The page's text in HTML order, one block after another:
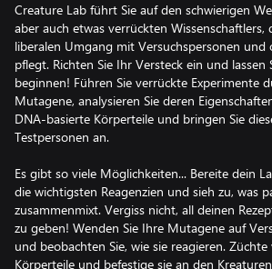
Creature Lab führt Sie auf den schwierigen
aber auch etwas verrückten Wissenschaftlers,
liberalen Umgang mit Versuchspersonen und
pflegt. Richten Sie Ihr Versteck ein und lassen
beginnen! Führen Sie verrückte Experimente
Mutagene, analysieren Sie deren
DNA-basierte Körperteile und bringen Sie
Testpersonen an.
Es gibt so viele Möglichkeiten... Bereite dein
die wichtigsten Reagenzien und sieh zu, was
zusammenmixt. Vergiss nicht, all deinen
zu geben! Wenden Sie Ihre Mutagene auf
und beobachten Sie, wie sie reagieren.
Körperteile und befestige sie an den